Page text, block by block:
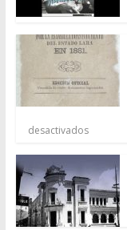
desactivados